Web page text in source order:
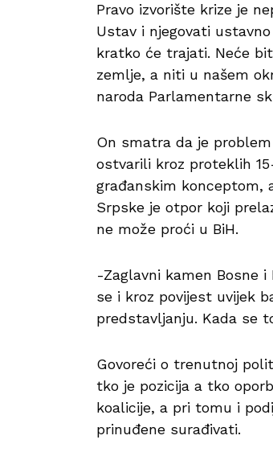
Pravo izvorište krize je
Ustav i njegovati
kratko će trajati. Neće
zemlje, a niti u našem
naroda Parlamentarne
On smatra da je
ostvarili kroz proteklih
građanskim konceptom,
Srpske je otpor koji
ne može proći u BiH.
-Zaglavni kamen Bosne
se i kroz povijest uvijek
predstavljanju. Kada se
Govoreći o trenutnoj
tko je pozicija a tko
koalicije, a pri tomu i
prinuđene surađivati.